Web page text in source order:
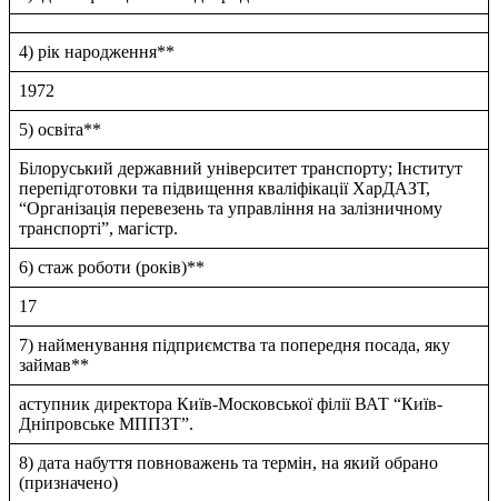
4) рік народження**
1972
5) освіта**
Бiлоруський державний унiверситет транспорту; Iнститут
перепiдготовки та пiдвищення квалiфiкацiї ХарДАЗТ,
“Органiзацiя перевезень та управлiння на залiзничному
транспортi”, магiстр.
6) стаж роботи (років)**
17
7) найменування підприємства та попередня посада, яку
займав**
аступник директора Київ-Московської фiлiї ВАТ “Київ-
Днiпровське МППЗТ”.
8) дата набуття повноважень та термін, на який обрано
(призначено)